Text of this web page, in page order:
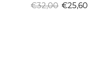
€32,00 €25,60